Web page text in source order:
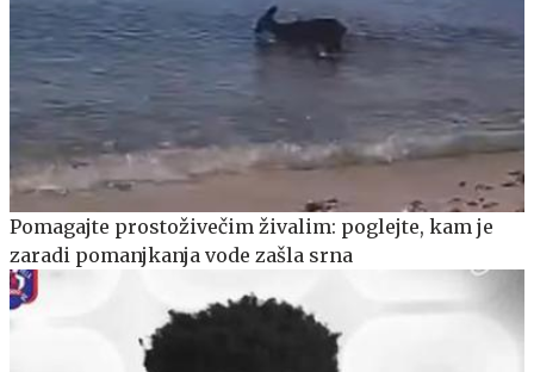
Pomagajte prostoživečim živalim: poglejte, kam je
zaradi pomanjkanja vode zašla srna